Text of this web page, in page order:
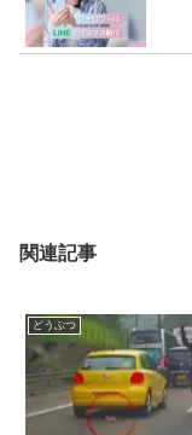
関連記事
どうぶつ